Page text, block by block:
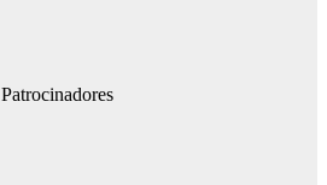
Patrocinadores